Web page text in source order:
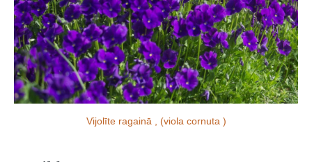
Vijolīte ragainā , (viola cornuta )